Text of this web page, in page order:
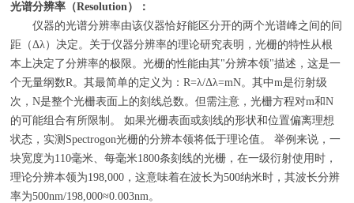
光谱分辨率（Resolution）：
仪器的光谱分辨率由该仪器恰好能区分开的两个光谱峰之间的间
距（Δλ）决定。关于仪器分辨率的理论研究表明，光栅的特性从根
本上决定了分辨率的极限。光栅的性能由其"分辨本领"描述，这是一
个无量纲数R。其最简单的定义为：R=λ/Δλ=mN。其中m是衍射级
次，N是整个光栅表面上的刻线总数。但需注意，光栅方程对m和N
的可能组合有所限制。 如果光栅表面或刻线的形状和位置偏离理想
状态，实测Spectrogon光栅的分辨本领将低于理论值。 举例来说，一
块宽度为110毫米、每毫米1800条刻线的光栅，在一级衍射使用时，
理论分辨本领为198,000，这意味着在波长为500纳米时，其波长分辨
率为500nm/198,000≈0.003nm。